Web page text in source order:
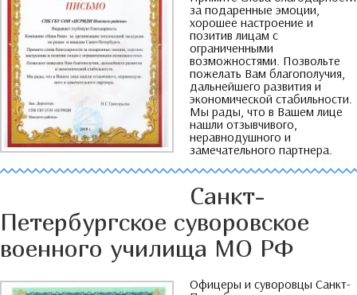
за подаренные эмоции,
хорошее настроение и
позитив лицам с
ограниченными
возможностями. Позвольте
пожелать Вам благополучия,
дальнейшего развития и
экономической стабильности.
Мы рады, что в Вашем лице
нашли отзывчивого,
неравнодушного и
замечательного партнера.
Санкт-
Петербургское суворовское
военного училища МО РФ
Офицеры и суворовцы Санкт-